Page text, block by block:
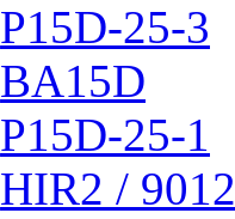
P15D-25-3
BA15D
P15D-25-1
HIR2 / 9012